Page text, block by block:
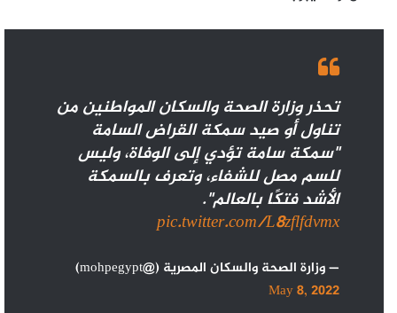
تحذر وزارة الصحة والسكان المواطنين من
تناول أو صيد سمكة القراض السامة
"سمكة سامة تؤدي إلى الوفاة، وليس
للسم مصل للشفاء، وتعرف بالسمكة
الأشد فتكًا بالعالم".
pic.twitter.com/L8zflfdvmx
— وزارة الصحة والسكان المصرية (@mohpegypt)
May 8, 2022